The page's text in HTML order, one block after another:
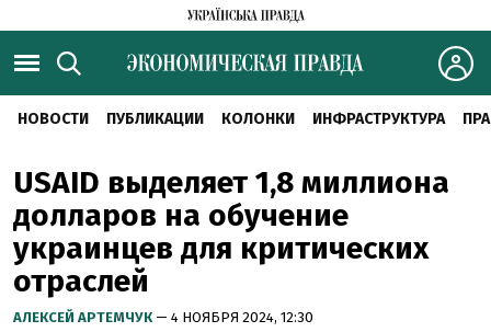
НОВОСТИ ПУБЛИКАЦИИ КОЛОНКИ ИНФРАСТРУКТУРА
USAID выделяет 1,8 миллиона
долларов на обучение
украинцев для критических
отраслей
АЛЕКСЕЙ АРТЕМЧУК — 4 НОЯБРЯ 2024, 12:30